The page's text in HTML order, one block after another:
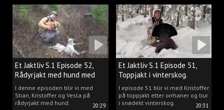
20:29
Et Jaktliv S.1 Episode 52,
Rådyrjakt med hund med
Stian, Kristoffer og Vesla
I denne episoden blir vi med
Stian, Kristoffer og Vesla på
rådyrjakt med hund.
20:31
Et Jaktliv S.1 Episode 51,
Toppjakt i vinterskog.
I episode 51 blir vi med Kristoffer
på toppjakt etter orrhaner og tiur
i snødekt vinterskog.